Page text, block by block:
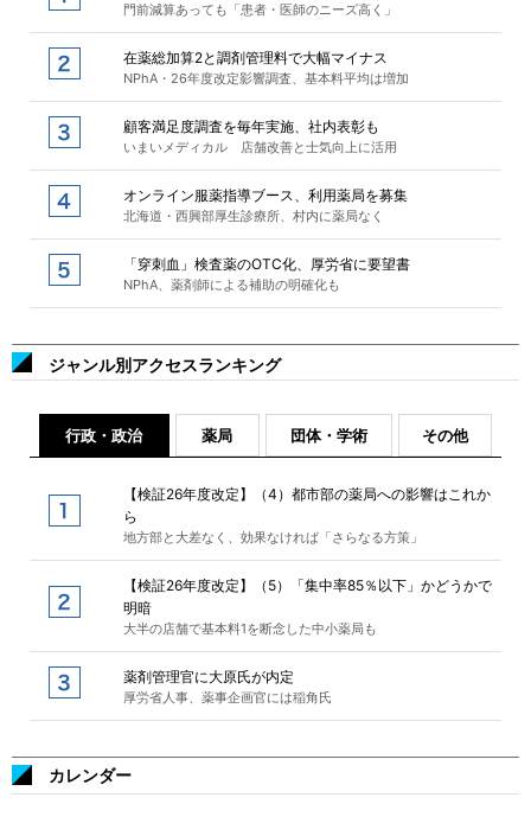
門前減算あっても「患者・医師のニーズ高く」
在薬総加算2と調剤管理料で大幅マイナス
NPhA・26年度改定影響調査、基本料平均は増加
顧客満足度調査を毎年実施、社内表彰も
いまいメディカル 店舗改善と士気向上に活用
オンライン服薬指導ブース、利用薬局を募集
北海道・西興部厚生診療所、村内に薬局なく
「穿刺血」検査薬のOTC化、厚労省に要望書
NPhA、薬剤師による補助の明確化も
ジャンル別アクセスランキング
行政・政治 薬局 団体・学術 その他
【検証26年度改定】（4）都市部の薬局への影響はこれか
ら
地方部と大差なく、効果なければ「さらなる方策」
【検証26年度改定】（5）「集中率85％以下」かどうかで
明暗
大半の店舗で基本料1を断念した中小薬局も
薬剤管理官に大原氏が内定
厚労省人事、薬事企画官には稲角氏
カレンダー